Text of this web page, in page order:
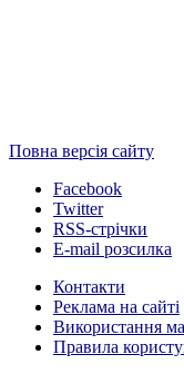
Повна версія сайту
Facebook
Twitter
RSS-стрічки
E-mail розсилка
Контакти
Реклама на сайті
Використання
Правила